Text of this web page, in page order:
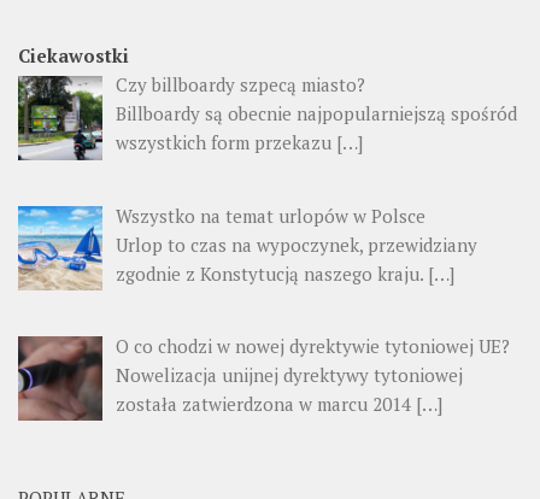
Ciekawostki
Czy billboardy szpecą miasto?
Billboardy są obecnie najpopularniejszą spośród
wszystkich form przekazu […]
Wszystko na temat urlopów w Polsce
Urlop to czas na wypoczynek, przewidziany
zgodnie z Konstytucją naszego kraju. […]
O co chodzi w nowej dyrektywie tytoniowej UE?
Nowelizacja unijnej dyrektywy tytoniowej
została zatwierdzona w marcu 2014 […]